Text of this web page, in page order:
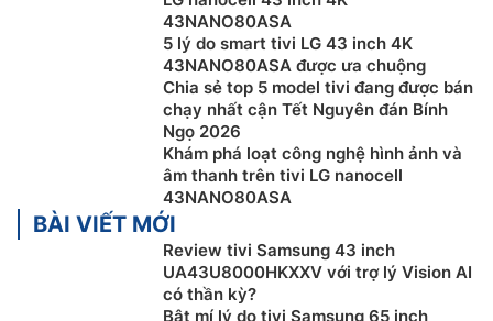
Công nghệ hình ảnh trên tivi LG NanoCell
43NANO80ASA
Smart tivi LG 43 Inch43NANO80ASA được trang bị
nhiều công nghệ hình ảnh hiện đại hàng đầu hiện nay
mang đến cho người xem trải nghiệm chất lượng hình
ảnh chân thực nhất
Sắc màu tinh khiết của Real 4K:Với tivi LG 4K
NanoCell 43NANO80ASA người xem sẽ được thưởng
43NANO80ASA
5 lý do smart tivi LG 43 inch 4K
43NANO80ASA được ưa chuộng
Chia sẻ top 5 model tivi đang được bán
chạy nhất cận Tết Nguyên đán Bính
Ngọ 2026
Khám phá loạt công nghệ hình ảnh và
âm thanh trên tivi LG nanocell
43NANO80ASA
BÀI VIẾT MỚI
Review tivi Samsung 43 inch
UA43U8000HKXXV với trợ lý Vision AI
có thần kỳ?
Bật mí lý do tivi Samsung 65 inch